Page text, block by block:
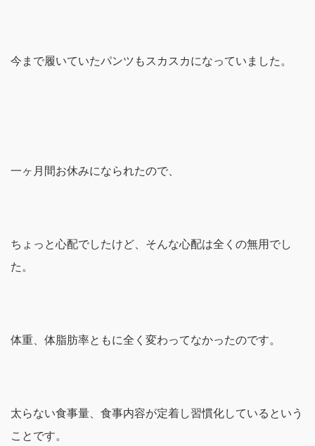
今まで履いていたパンツもスカスカになっていました。
一ヶ月間お休みになられたので、
ちょっと心配でしたけど、そんな心配は全くの無用でし
た。
体重、体脂肪率ともに全く変わってなかったのです。
太らない食事量、食事内容が定着し習慣化しているという
ことです。